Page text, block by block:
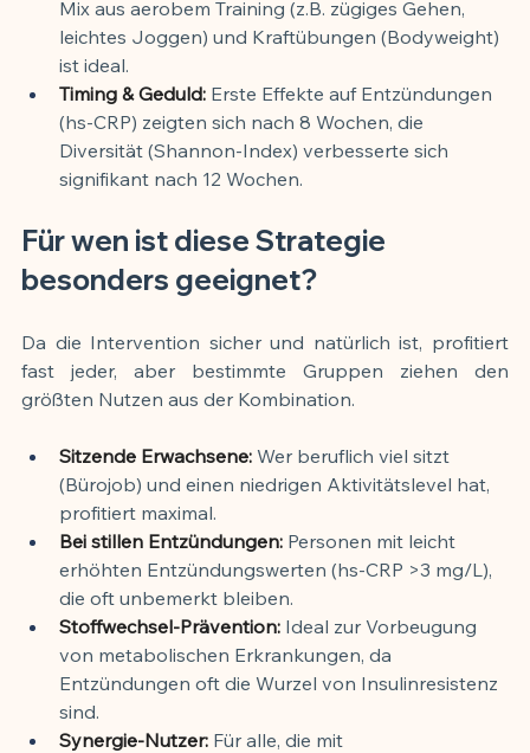
Mix aus aerobem Training (z.B. zügiges Gehen,
leichtes Joggen) und Kraftübungen (Bodyweight)
ist ideal.
Timing & Geduld: Erste Effekte auf Entzündungen
(hs-CRP) zeigten sich nach 8 Wochen, die
Diversität (Shannon-Index) verbesserte sich
signifikant nach 12 Wochen.
Für wen ist diese Strategie
besonders geeignet?
Da die Intervention sicher und natürlich ist, profitiert
fast jeder, aber bestimmte Gruppen ziehen den
größten Nutzen aus der Kombination.
Sitzende Erwachsene: Wer beruflich viel sitzt
(Bürojob) und einen niedrigen Aktivitätslevel hat,
profitiert maximal.
Bei stillen Entzündungen: Personen mit leicht
erhöhten Entzündungswerten (hs-CRP >3 mg/L),
die oft unbemerkt bleiben.
Stoffwechsel-Prävention: Ideal zur Vorbeugung
von metabolischen Erkrankungen, da
Entzündungen oft die Wurzel von Insulinresistenz
sind.
Synergie-Nutzer: Für alle, die mit